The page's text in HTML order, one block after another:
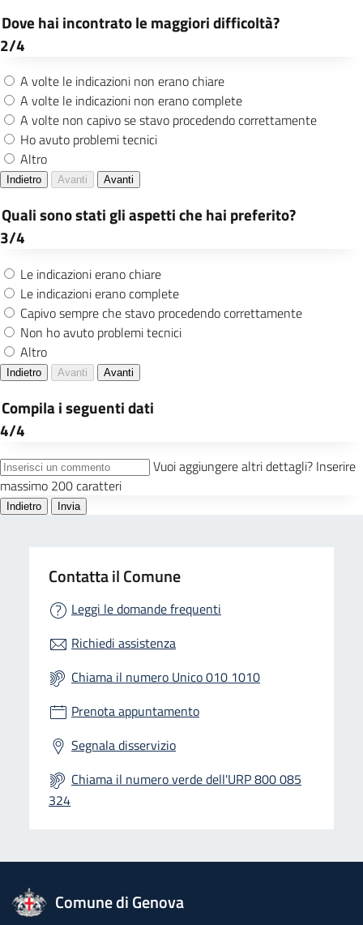
Contatta il Comune
Leggi le domande frequenti
Richiedi assistenza
Chiama il numero Unico 010 1010
Prenota appuntamento
Segnala disservizio
Chiama il numero verde dell'URP 800 085
324
logo Unione Europea
Comune di Genova